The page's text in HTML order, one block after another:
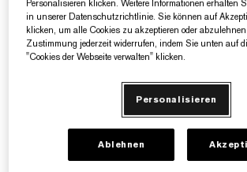
Rötungen, dunkle Flecken und
Rettet die Haut mit beruhigender,
Feuchtigkeit. Ein natürliches Make-up,
Bietet Breitband-UVA/UVB-Schutz. Sieht
In 20 Farbtönen erhältlich. Lässt sich bis
Personalisieren klicken. Weitere Informationen erhalten
in unserer Datenschutzrichtlinie. Sie können auf
klicken, um alle Cookies zu akzeptieren oder
Zustimmung jederzeit widerrufen, indem Sie unten auf
"Cookies der Webseite verwalten" klicken.
Personalisieren
Ablehnen